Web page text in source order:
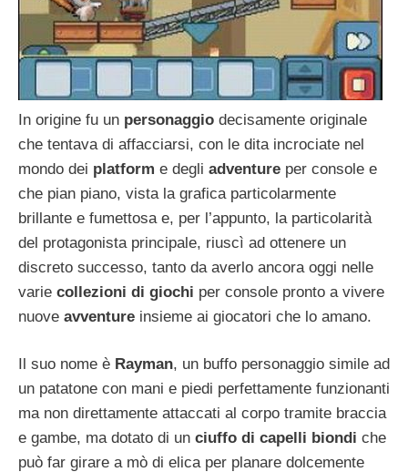
In origine fu un personaggio decisamente originale
che tentava di affacciarsi, con le dita incrociate nel
mondo dei platform e degli adventure per console e
che pian piano, vista la grafica particolarmente
brillante e fumettosa e, per l’appunto, la particolarità
del protagonista principale, riuscì ad ottenere un
discreto successo, tanto da averlo ancora oggi nelle
varie collezioni di giochi per console pronto a vivere
nuove avventure insieme ai giocatori che lo amano.
Il suo nome è Rayman, un buffo personaggio simile ad
un patatone con mani e piedi perfettamente funzionanti
ma non direttamente attaccati al corpo tramite braccia
e gambe, ma dotato di un ciuffo di capelli biondi che
può far girare a mò di elica per planare dolcemente